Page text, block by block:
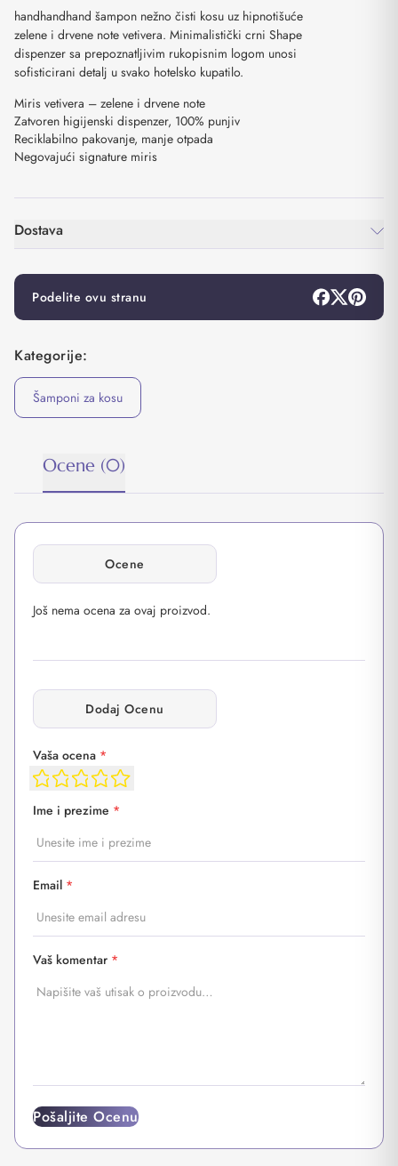
handhandhand šampon nežno čisti kosu uz hipnotišuće
zelene i drvene note vetiverа. Minimalistički crni Shape
dispenzer sa prepoznatljivim rukopisnim logom unosi
sofisticirani detalj u svako hotelsko kupatilo.
Miris vetiverа – zelene i drvene note
Zatvoren higijenski dispenzer, 100% punjiv
Reciklabilno pakovanje, manje otpada
Negovajući signature miris
Dostava
Podelite ovu stranu
Kategorije:
Šamponi za kosu
Ocene (0)
Ocene
Još nema ocena za ovaj proizvod.
Dodaj Ocenu
Vaša ocena *
Ime i prezime *
Email *
Vaš komentar *
Pošaljite Ocenu